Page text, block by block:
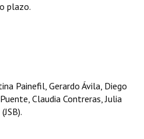
plazo.
Painefil, Gerardo Ávila, Diego
Claudia Contreras, Julia